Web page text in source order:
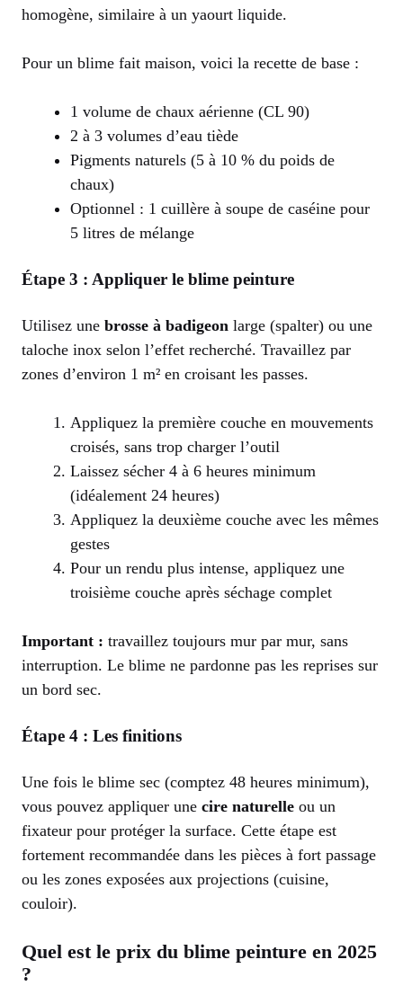
homogène, similaire à un yaourt liquide.
Pour un blime fait maison, voici la recette de base :
1 volume de chaux aérienne (CL 90)
2 à 3 volumes d’eau tiède
Pigments naturels (5 à 10 % du poids de
chaux)
Optionnel : 1 cuillère à soupe de caséine pour
5 litres de mélange
Étape 3 : Appliquer le blime peinture
Utilisez une brosse à badigeon large (spalter) ou une
taloche inox selon l’effet recherché. Travaillez par
zones d’environ 1 m² en croisant les passes.
Appliquez la première couche en mouvements
croisés, sans trop charger l’outil
Laissez sécher 4 à 6 heures minimum
(idéalement 24 heures)
Appliquez la deuxième couche avec les mêmes
gestes
Pour un rendu plus intense, appliquez une
troisième couche après séchage complet
Important : travaillez toujours mur par mur, sans
interruption. Le blime ne pardonne pas les reprises sur
un bord sec.
Étape 4 : Les finitions
Une fois le blime sec (comptez 48 heures minimum),
vous pouvez appliquer une cire naturelle ou un
fixateur pour protéger la surface. Cette étape est
fortement recommandée dans les pièces à fort passage
ou les zones exposées aux projections (cuisine,
couloir).
Quel est le prix du blime peinture en 2025
?